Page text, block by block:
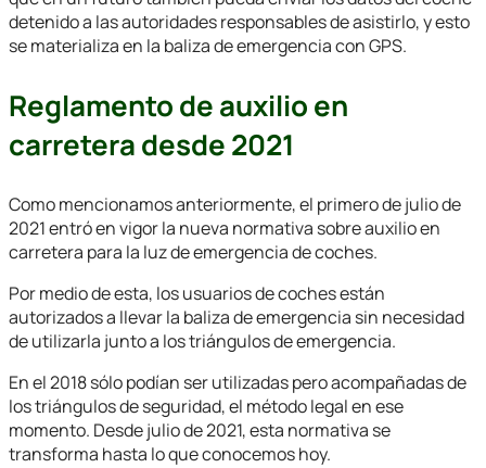
detenido a las autoridades responsables de asistirlo, y esto
se materializa en la baliza de emergencia con GPS.
Reglamento de auxilio en
carretera desde 2021
Como mencionamos anteriormente, el primero de julio de
2021 entró en vigor la nueva normativa sobre auxilio en
carretera para la luz de emergencia de coches.
Por medio de esta, los usuarios de coches están
autorizados a llevar la baliza de emergencia sin necesidad
de utilizarla junto a los triángulos de emergencia.
En el 2018 sólo podían ser utilizadas pero acompañadas de
los triángulos de seguridad, el método legal en ese
momento. Desde julio de 2021, esta normativa se
transforma hasta lo que conocemos hoy.